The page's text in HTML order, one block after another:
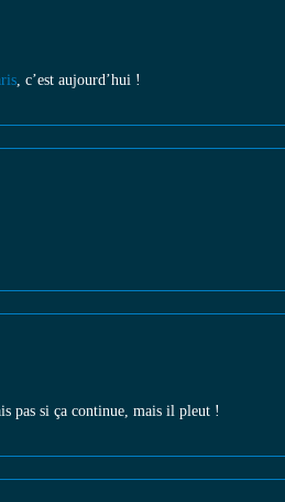
, c’est aujourd’hui !
pas si ça continue, mais il pleut !